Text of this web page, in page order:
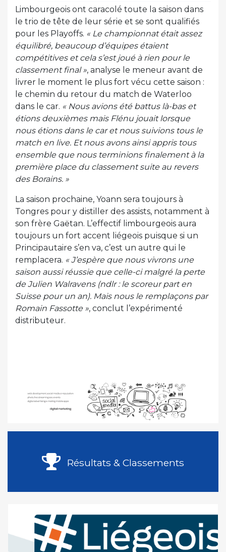
Limbourgeois ont caracolé toute la saison dans
le trio de tête de leur série et se sont qualifiés
pour les Playoffs. « Le championnat était assez
équilibré, beaucoup d’équipes étaient
compétitives et cela s’est joué à rien pour le
classement final », analyse le meneur avant de
livrer le moment le plus fort vécu cette saison :
le chemin du retour du match de Waterloo
dans le car. « Nous avions été battus là-bas et
étions deuxièmes mais Flénu jouait lorsque
nous étions dans le car et nous suivions tous le
match en live. Et nous avons ainsi appris tous
ensemble que nous terminions finalement à la
première place du classement suite au revers
des Borains. »
La saison prochaine, Yoann sera toujours à
Tongres pour y distiller des assists, notamment à
son frère Gaëtan. L’effectif limbourgeois aura
toujours un fort accent liégeois puisque si un
Principautaire s’en va, c’est un autre qui le
remplacera. « J’espère que nous vivrons une
saison aussi réussie que celle-ci malgré la perte
de Julien Walravens (ndlr : le scoreur part en
Suisse pour un an). Mais nous le remplaçons par
Romain Fassotte », conclut l’expérimenté
distributeur.
Résultats & Classements